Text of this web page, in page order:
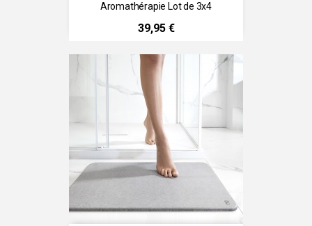
Aromathérapie Lot de 3x4
Prix
39,95 €